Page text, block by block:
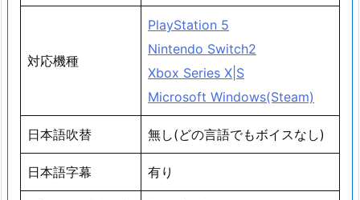
対応機種
PlayStation 5
Nintendo Switch2
Xbox Series X|S
Microsoft Windows(Steam)
日本語吹替 無し(どの言語でもボイスなし)
日本語字幕 有り